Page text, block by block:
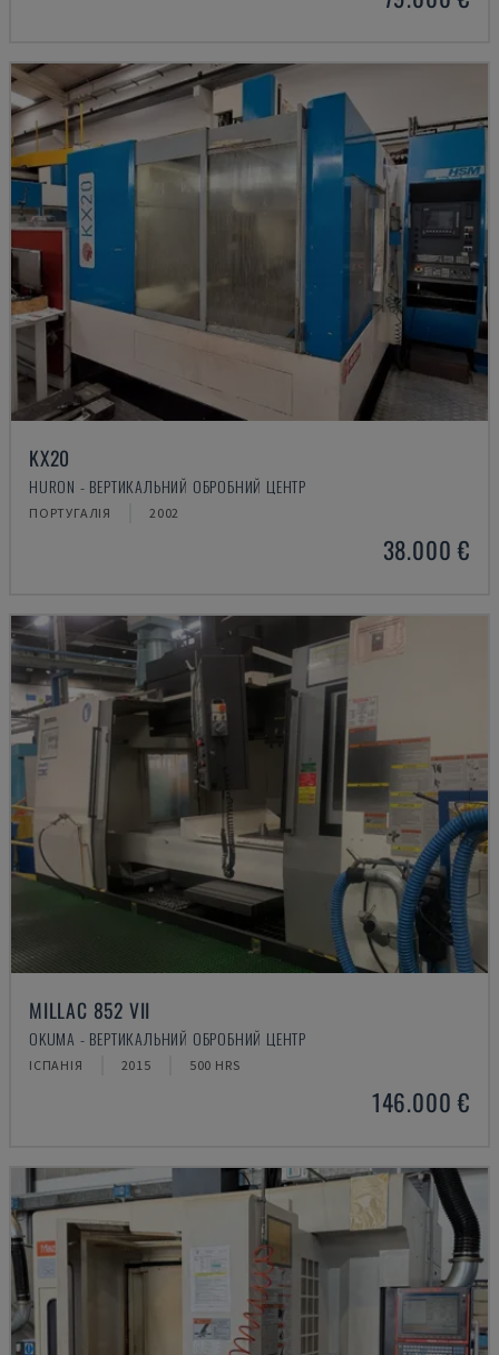
KX20
HURON - ВЕРТИКАЛЬНИЙ ОБРОБНИЙ ЦЕНТР
ПОРТУГАЛІЯ 2002
38.000 €
MILLAC 852 VII
OKUMA - ВЕРТИКАЛЬНИЙ ОБРОБНИЙ ЦЕНТР
ІСПАНІЯ 2015 500 HRS
146.000 €